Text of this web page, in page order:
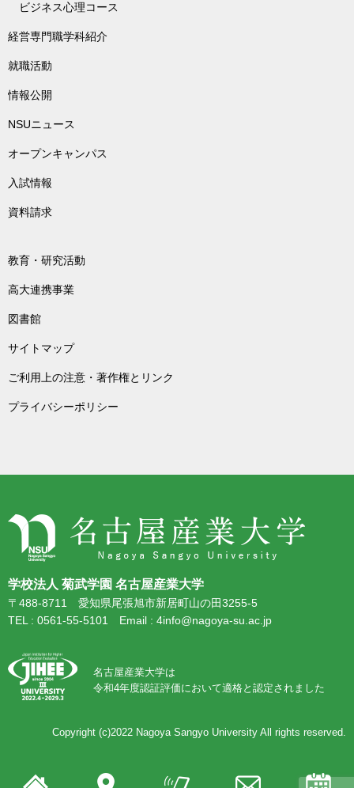
ビジネス心理コース
経営専門職学科紹介
就職活動
情報公開
NSUニュース
オープンキャンパス
入試情報
資料請求
教育・研究活動
高大連携事業
図書館
サイトマップ
ご利用上の注意・著作権とリンク
プライバシーポリシー
学校法人 菊武学園 名古屋産業大学
〒488-8711 愛知県尾張旭市新居町山の田3255-5
TEL : 0561-55-5101 Email : 4info@nagoya-su.ac.jp
名古屋産業大学は
令和4年度認証評価において適格と認定されました
Copyright (c)2022 Nagoya Sangyo University All rights reserved.